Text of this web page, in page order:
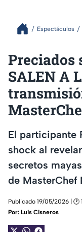
Espectáculos
Preciados
SALEN A
El participante
shock al
secretos
de MasterChef
Publicado 19/05/2026 | 🕑
Por: Luis Cisneros